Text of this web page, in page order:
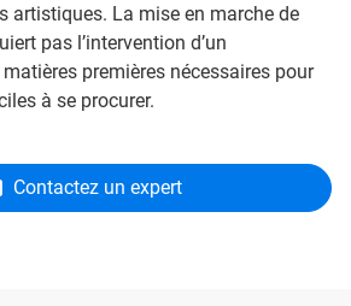
artistiques. La mise en marche de
pas l’intervention d’un
premières nécessaires pour
à se procurer.
Contactez un expert